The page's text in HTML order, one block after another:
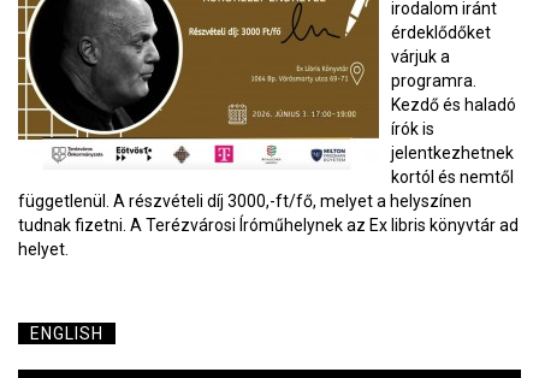
irodalom iránt
érdeklődőket
várjuk a
programra.
Kezdő és haladó
írók is
jelentkezhetnek
kortól és nemtől
függetlenül. A részvételi díj 3000,-ft/fő, melyet a helyszínen
tudnak fizetni. A Terézvárosi Íróműhelynek az Ex libris könyvtár ad
helyet.
ENGLISH